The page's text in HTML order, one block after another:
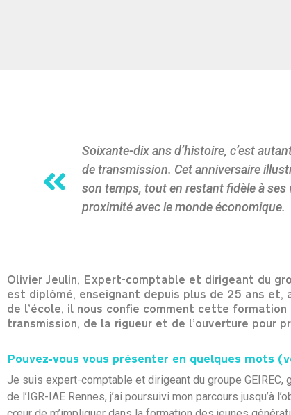
Soixante-dix ans d’histoire, c’est
de transmission. Cet anniversaire
son temps, tout en restant fidèle à ses
proximité avec le monde économique.
Olivier Jeulin, Expert-comptable et dirigeant du
est diplômé, enseignant depuis plus de 25 ans et,
de l’école, il nous confie comment cette
transmission, de la rigueur et de l’ouverture pour
Pouvez-vous vous présenter en quelques mots
Je suis expert-comptable et dirigeant du groupe GEIREC,
de l’IGR-IAE Rennes, j’ai poursuivi mon parcours